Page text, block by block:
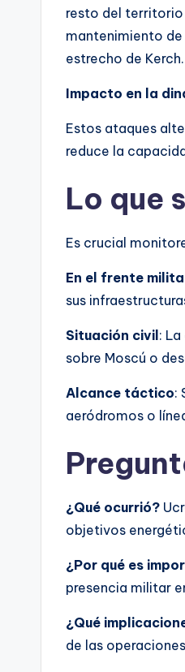
resto del territorio
mantenimiento de
estrecho de Kerch.
Impacto en la
Estos ataques
reduce la
Lo que
Es crucial
En el frente
sus
Situación civil :
sobre Moscú o
Alcance táctico:
aeródromos o
¿Qué ocurrió?
objetivos
¿Por qué es
presencia militar
¿Qué
de las